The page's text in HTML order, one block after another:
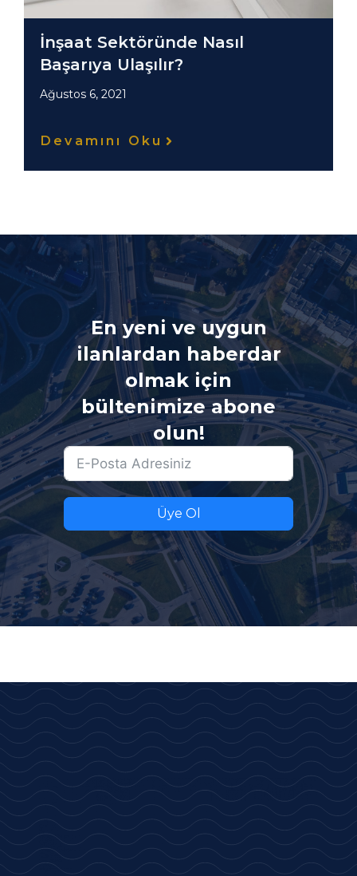
İnşaat Sektöründe Nasıl
Başarıya Ulaşılır?
Ağustos 6, 2021
Devamını Oku
En yeni ve uygun
ilanlardan haberdar
olmak için
bültenimize abone
olun!
Üye Ol